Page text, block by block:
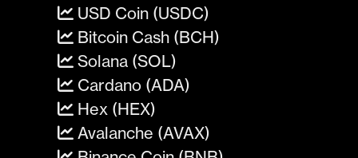
USD Coin (USDC)
Bitcoin Cash (BCH)
Solana (SOL)
Cardano (ADA)
Hex (HEX)
Avalanche (AVAX)